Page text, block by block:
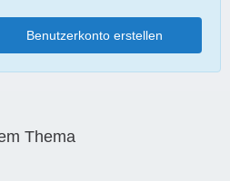
Benutzerkonto erstellen
Thema